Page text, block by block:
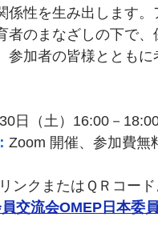
性を生み出します
者のまなざしの下で
参加者の皆様ととも
日（土）16:00－
Zoom 開催、参加費無
ンクまたはＱＲコー
交流会OMEP日本委